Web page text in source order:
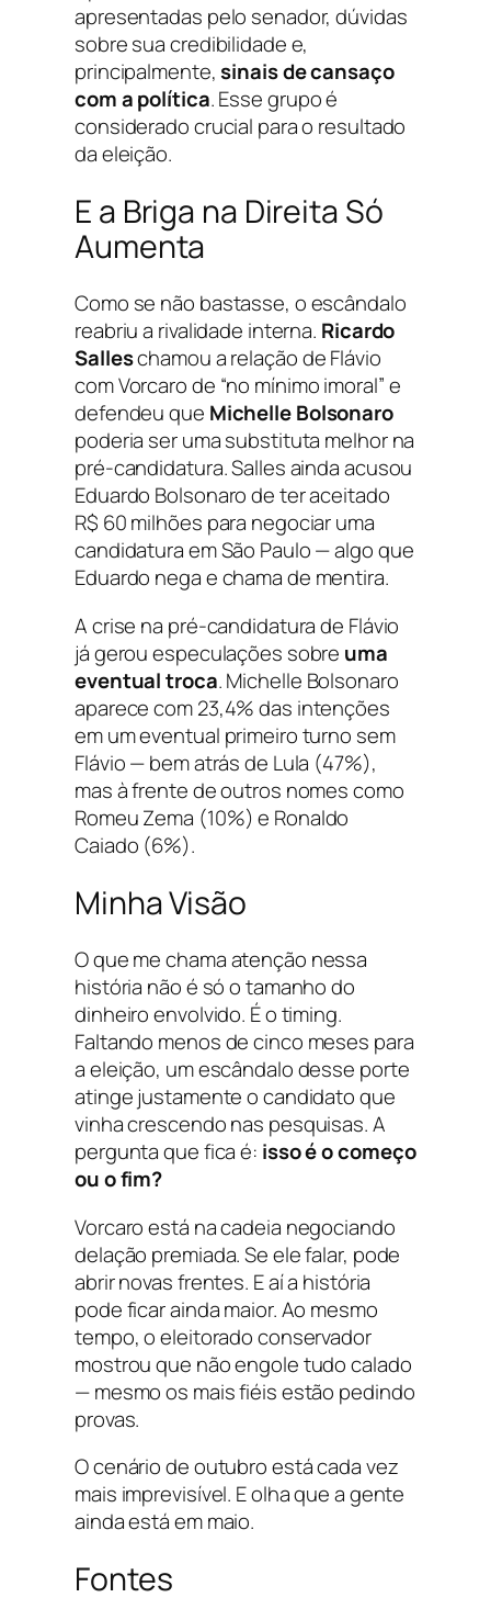
apresentadas pelo senador, dúvidas
sobre sua credibilidade e,
principalmente,sinais de cansaço
com a política. Esse grupo é
considerado crucial para o resultado
da eleição.
E a Briga na Direita Só
Aumenta
Como se não bastasse, o escândalo
reabriu a rivalidade interna. Ricardo
Salleschamou a relação de Flávio
com Vorcaro de “no mínimo imoral” e
defendeu que Michelle Bolsonaro
poderia ser uma substituta melhor na
pré-candidatura. Salles ainda acusou
Eduardo Bolsonaro de ter aceitado
R$ 60 milhões para negociar uma
candidatura em São Paulo — algo que
Eduardo nega e chama de mentira.
A crise na pré-candidatura de Flávio
já gerou especulações sobre uma
eventual troca. Michelle Bolsonaro
aparece com 23,4% das intenções
em um eventual primeiro turno sem
Flávio — bem atrás de Lula (47%),
mas à frente de outros nomes como
Romeu Zema (10%) e Ronaldo
Caiado (6%).
Minha Visão
O que me chama atenção nessa
história não é só o tamanho do
dinheiro envolvido. É o timing.
Faltando menos de cinco meses para
a eleição, um escândalo desse porte
atinge justamente o candidato que
vinha crescendo nas pesquisas. A
pergunta que fica é: isso é o começo
ou o fim?
Vorcaro está na cadeia negociando
delação premiada. Se ele falar, pode
abrir novas frentes. E aí a história
pode ficar ainda maior. Ao mesmo
tempo, o eleitorado conservador
mostrou que não engole tudo calado
— mesmo os mais fiéis estão pedindo
provas.
O cenário de outubro está cada vez
mais imprevisível. E olha que a gente
ainda está em maio.
Fontes